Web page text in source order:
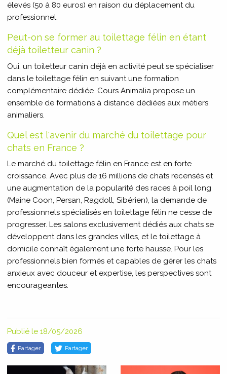
élevés (50 à 80 euros) en raison du déplacement du
professionnel.
Peut-on se former au toilettage félin en étant
déjà toiletteur canin ?
Oui, un toiletteur canin déjà en activité peut se spécialiser
dans le toilettage félin en suivant une formation
complémentaire dédiée. Cours Animalia propose un
ensemble de formations à distance dédiées aux métiers
animaliers.
Quel est l'avenir du marché du toilettage pour
chats en France ?
Le marché du toilettage félin en France est en forte
croissance. Avec plus de 16 millions de chats recensés et
une augmentation de la popularité des races à poil long
(Maine Coon, Persan, Ragdoll, Sibérien), la demande de
professionnels spécialisés en toilettage félin ne cesse de
progresser. Les salons exclusivement dédiés aux chats se
développent dans les grandes villes, et le toilettage à
domicile connaît également une forte hausse. Pour les
professionnels bien formés et capables de gérer les chats
anxieux avec douceur et expertise, les perspectives sont
encourageantes.
Publié le 18/05/2026
Partager Partager